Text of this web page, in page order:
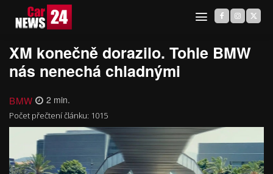
XM konečně dorazilo. Tohle BMW
nás nenechá chladnými
BMW 2 min.
Počet přečtení článku: 1015